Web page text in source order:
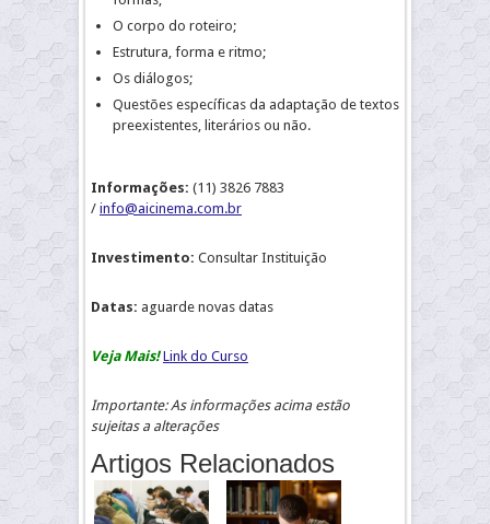
O corpo do roteiro;
Estrutura, forma e ritmo;
Os diálogos;
Questões específicas da adaptação de textos
preexistentes, literários ou não.
Informações: (11) 3826 7883
/ info@aicinema.com.br
Investimento: Consultar Instituição
Datas: aguarde novas datas
Veja Mais!Link do Curso
Importante: As informações acima estão
sujeitas a alterações
Artigos Relacionados